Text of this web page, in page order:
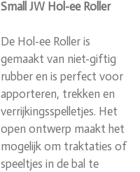
Small JW Hol-ee Roller
De Hol-ee Roller is
gemaakt van niet-giftig
rubber en is perfect voor
apporteren, trekken en
verrijkingsspelletjes. Het
open ontwerp maakt het
mogelijk om traktaties of
speeltjes in de bal te